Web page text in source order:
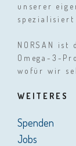
unserer
spezialisiert
NORSAN ist
Omega-3-
wofür wir
WEITERES
Spenden
Jobs